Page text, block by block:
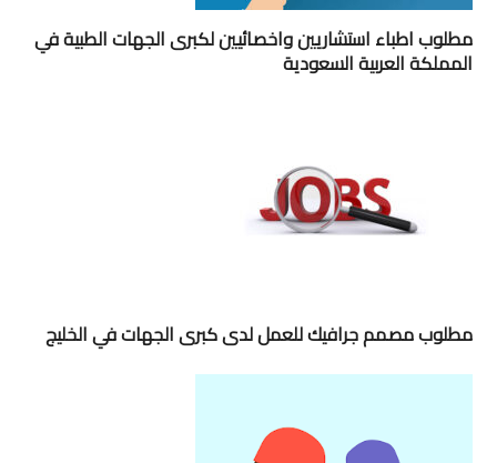
مطلوب اطباء استشاريين واخصائيين لكبرى الجهات الطبية في
المملكة العربية السعودية
مطلوب مصمم جرافيك للعمل لدى كبرى الجهات في الخليج